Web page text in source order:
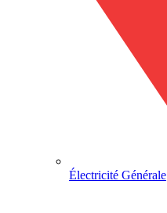
Électricité Générale